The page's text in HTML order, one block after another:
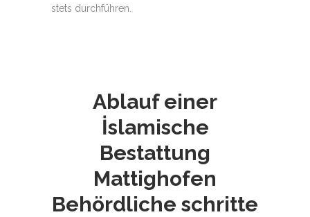
stets durchführen.
Ablauf einer
İslamische
Bestattung
Mattighofen
Behördliche schritte